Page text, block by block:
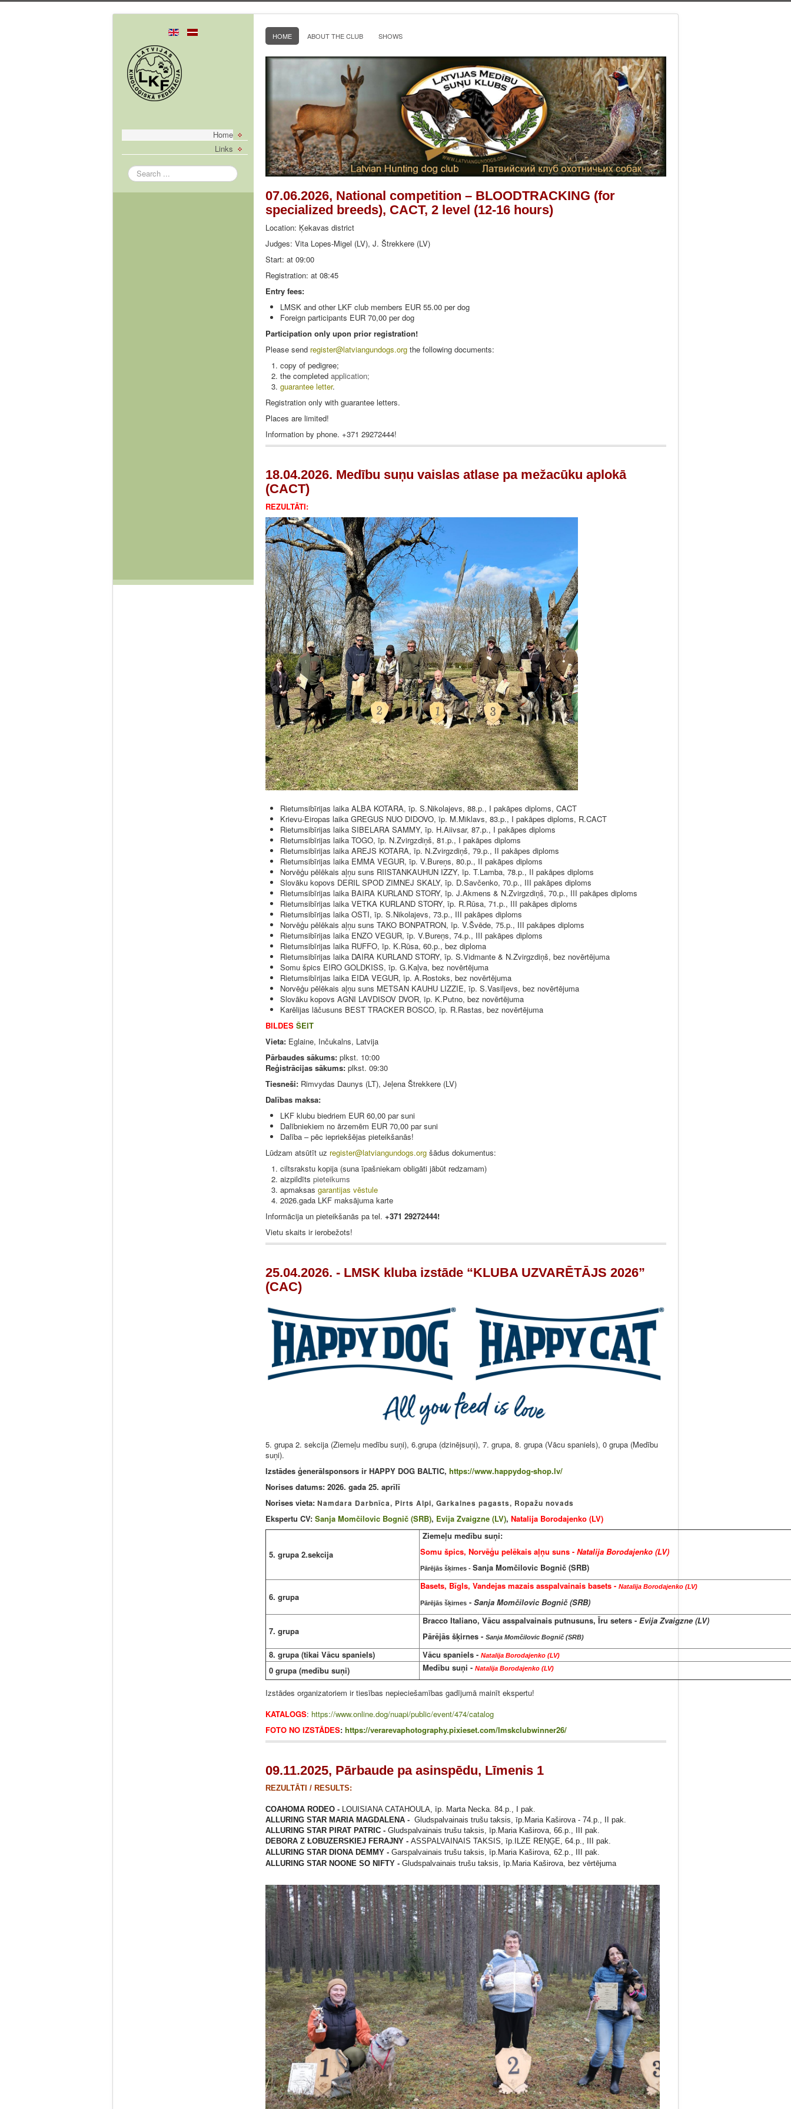
Home
Links
Search
HOME ABOUT THE CLUB SHOWS
07.06.2026, National competition – BLOODTRACKING (for
specialized breeds), CACT, 2 level (12-16 hours)
Location: Ķekavas district
Judges: Vita Lopes-Migel (LV), J. Štrekkere (LV)
Start: at 09:00
Registration: at 08:45
Entry fees:
LMSK and other LKF club members EUR 55.00 per dog
Foreign participants EUR 70,00 per dog
Participation only upon prior registration!
Please send register@latviangundogs.orgthe following documents:
copy of pedigree;
the completed application;
guarantee letter.
Registration only with guarantee letters.
Places are limited!
Information by phone. +371 29272444!
18.04.2026. Medību suņu vaislas atlase pa mežacūku aplokā
(CACT)
REZULTĀTI:
Rietumsibīrijas laika ALBA KOTARA, īp. S.Nikolajevs, 88.p., I pakāpes diploms, CACT
Krievu-Eiropas laika GREGUS NUO DIDOVO, īp. M.Miklavs, 83.p., I pakāpes diploms, R.CACT
Rietumsibīrijas laika SIBELARA SAMMY, īp. H.Aiivsar, 87.p., I pakāpes diploms
Rietumsibīrijas laika TOGO, īp. N.Zvirgzdiņš, 81.p., I pakāpes diploms
Rietumsibīrijas laika AREJS KOTARA, īp. N.Zvirgzdiņš, 79.p., II pakāpes diploms
Rietumsibīrijas laika EMMA VEGUR, īp. V.Bureņs, 80.p., II pakāpes diploms
Norvēģu pēlēkais aļņu suns RIISTANKAUHUN IZZY, īp. T.Lamba, 78.p., II pakāpes diploms
Slovāku kopovs DERIL SPOD ZIMNEJ SKALY, īp. D.Savčenko, 70.p., III pakāpes diploms
Rietumsibīrijas laika BAIRA KURLAND STORY, īp. J.Akmens & N.Zvirgzdiņš, 70.p., III pakāpes diploms
Rietumsibīrijas laika VETKA KURLAND STORY, īp. R.Rūsa, 71.p., III pakāpes diploms
Rietumsibīrijas laika OSTI, īp. S.Nikolajevs, 73.p., III pakāpes diploms
Norvēģu pēlēkais aļņu suns TAKO BONPATRON, īp. V.Švēde, 75.p., III pakāpes diploms
Rietumsibīrijas laika ENZO VEGUR, īp. V.Bureņs, 74.p., III pakāpes diploms
Rietumsibīrijas laika RUFFO, īp. K.Rūsa, 60.p., bez diploma
Rietumsibīrijas laika DAIRA KURLAND STORY, īp. S.Vidmante & N.Zvirgzdiņš, bez novērtējuma
Somu špics EIRO GOLDKISS, īp. G.Kaļva, bez novērtējuma
Rietumsibīrijas laika EIDA VEGUR, īp. A.Rostoks, bez novērtējuma
Norvēģu pēlēkais aļņu suns METSAN KAUHU LIZZIE, īp. S.Vasiljevs, bez novērtējuma
Slovāku kopovs AGNI LAVDISOV DVOR, īp. K.Putno, bez novērtējuma
Karēlijas lāčusuns BEST TRACKER BOSCO, īp. R.Rastas, bez novērtējuma
BILDES ŠEIT
Vieta:Eglaine, Inčukalns, Latvija
Pārbaudes sākums:plkst. 10:00
Reģistrācijas sākums:plkst. 09:30
Tiesneši: Rimvydas Daunys (LT), Jeļena Štrekkere (LV)
Dalības maksa:
LKF klubu biedriem EUR 60,00 par suni
Dalībniekiem no ārzemēm EUR 70,00 par suni
Dalība – pēc iepriekšējas pieteikšanās!
Lūdzam atsūtīt uz register@latviangundogs.orgšādus dokumentus:
ciltsrakstu kopija (suna īpašniekam obligāti jābūt redzamam)
aizpildīts pieteikums
apmaksas garantijas vēstule
2026.gada LKF maksājuma karte
Informācija un pieteikšanās pa tel. +371 29272444!
Vietu skaits ir ierobežots!
25.04.2026. - LMSK kluba izstāde “KLUBA UZVARĒTĀJS 2026”
(CAC)
5. grupa 2. sekcija (Ziemeļu medību suņi), 6.grupa (dzinējsuņi), 7. grupa, 8. grupa (Vācu spaniels), 0 grupa (Medību
suņi).
Izstādes ģenerālsponsors ir HAPPY DOG BALTIC, https://www.happydog-shop.lv/
Norises datums: 2026. gada 25. aprīlī
Norises vieta: Namdara Darbnīca, Pirts Alpi, Garkalnes pagasts, Ropažu novads
Ekspertu CV: Sanja Momčilovic Bognič (SRB), Evija Zvaigzne (LV), Natalija Borodajenko (LV)
5. grupa 2.sekcija
Ziemeļu medību suņi:
Somu špics, Norvēģu pelēkais aļņu suns - Natalija Borodajenko (LV)
Pārējās šķirnes - Sanja Momčilovic Bognič (SRB)
6. grupa
Basets, Bīgls, Vandejas mazais asspalvainais basets - Natalija Borodajenko (LV)
Pārējās šķirnes- Sanja Momčilovic Bognič (SRB)
7. grupa
Bracco Italiano, Vācu asspalvainais putnusuns, Īru seters - Evija Zvaigzne (LV)
Pārējās šķirnes - Sanja Momčilovic Bognič (SRB)
8. grupa (tikai Vācu spaniels) Vācu spaniels - Natalija Borodajenko (LV)
0 grupa (medību suņi) Medību suņi - Natalija Borodajenko (LV)
Izstādes organizatoriem ir tiesības nepieciešamības gadījumā mainīt ekspertu!
KATALOGS: https://www.online.dog/nuapi/public/event/474/catalog
FOTO NO IZSTĀDES: https://verarevaphotography.pixieset.com/lmskclubwinner26/
09.11.2025, Pārbaude pa asinspēdu, Līmenis 1
REZULTĀTI / RESULTS:
COAHOMA RODEO - LOUISIANA CATAHOULA, īp. Marta Necka. 84.p., I pak.
ALLURING STAR MARIA MAGDALENA - Gludspalvainais trušu taksis, īp.Maria Kaširova - 74.p., II pak.
ALLURING STAR PIRAT PATRIC - Gludspalvainais trušu taksis, īp.Maria Kaširova, 66.p., III pak.
DEBORA Z ŁOBUZERSKIEJ FERAJNY - ASSPALVAINAIS TAKSIS, īp.ILZE REŅĢE, 64.p., III pak.
ALLURING STAR DIONA DEMMY - Garspalvainais trušu taksis, īp.Maria Kaširova, 62.p., III pak.
ALLURING STAR NOONE SO NIFTY - Gludspalvainais trušu taksis, īp.Maria Kaširova, bez vērtējuma